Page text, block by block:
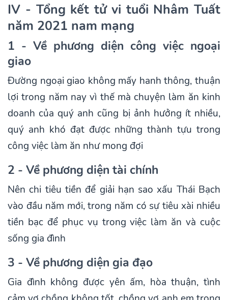
IV - Tổng kết tử vi tuổi Nhâm Tuất
năm 2021 nam mạng
1 - Về phương diện công việc ngoại
giao
Đường ngoại giao không mấy hanh thông, thuận
lợi trong năm nay vì thế mà chuyện làm ăn kinh
doanh của quý anh cũng bị ảnh hưởng ít nhiều,
quý anh khó đạt được những thành tựu trong
công việc làm ăn như mong đợi
2 - Về phương diện tài chính
Nên chi tiêu tiền để giải hạn sao xấu Thái Bạch
vào đầu năm mới, trong năm có sự tiêu xài nhiều
tiền bạc để phục vụ trong việc làm ăn và cuộc
sống gia đình
3 - Về phương diện gia đạo
Gia đình không được yên ấm, hòa thuận, tình